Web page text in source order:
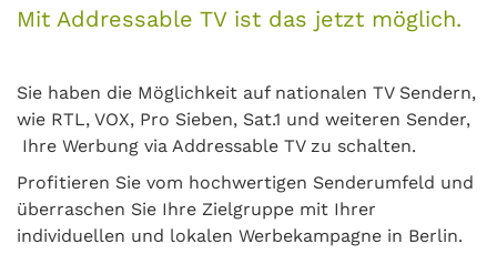
Mit Addressable TV ist das jetzt möglich.
Sie haben die Möglichkeit auf nationalen TV Sendern,
wie RTL, VOX, Pro Sieben, Sat.1 und weiteren Sender,
Ihre Werbung via Addressable TV zu schalten.
Proﬁtieren Sie vom hochwertigen Senderumfeld und
überraschen Sie Ihre Zielgruppe mit Ihrer
individuellen und lokalen Werbekampagne in Berlin.